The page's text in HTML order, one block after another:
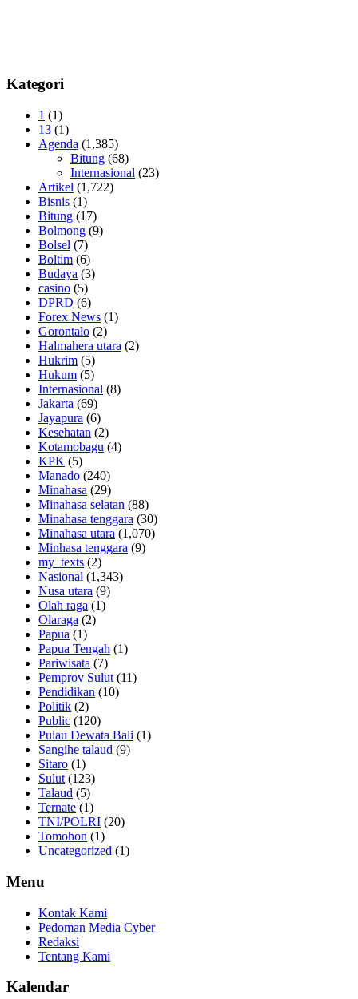
Kategori
1 (1)
13 (1)
Agenda (1,385)
Bitung (68)
Internasional (23)
Artikel (1,722)
Bisnis (1)
Bitung (17)
Bolmong (9)
Bolsel (7)
Boltim (6)
Budaya (3)
casino (5)
DPRD (6)
Forex News (1)
Gorontalo (2)
Halmahera utara (2)
Hukrim (5)
Hukum (5)
Internasional (8)
Jakarta (69)
Jayapura (6)
Kesehatan (2)
Kotamobagu (4)
KPK (5)
Manado (240)
Minahasa (29)
Minahasa selatan (88)
Minahasa tenggara (30)
Minahasa utara (1,070)
Minhasa tenggara (9)
my_texts (2)
Nasional (1,343)
Nusa utara (9)
Olah raga (1)
Olaraga (2)
Papua (1)
Papua Tengah (1)
Pariwisata (7)
Pemprov Sulut (11)
Pendidikan (10)
Politik (2)
Public (120)
Pulau Dewata Bali (1)
Sangihe talaud (9)
Sitaro (1)
Sulut (123)
Talaud (5)
Ternate (1)
TNI/POLRI (20)
Tomohon (1)
Uncategorized (1)
Menu
Kontak Kami
Pedoman Media Cyber
Redaksi
Tentang Kami
Kalendar